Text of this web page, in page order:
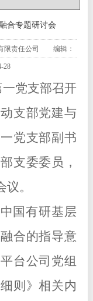
合专题研讨会
限责任公司 编辑：
28
党支部召开
支部党建与
党支部副书
支委委员，
。
国有研基层
合的指导意
台公司党组
则》相关内